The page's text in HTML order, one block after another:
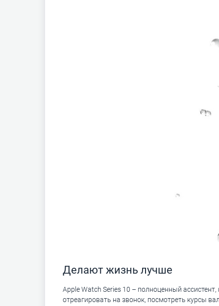
Делают жизнь лучше
Apple Watch Series 10 – полноценный
отреагировать на звонок, посмотреть курсы